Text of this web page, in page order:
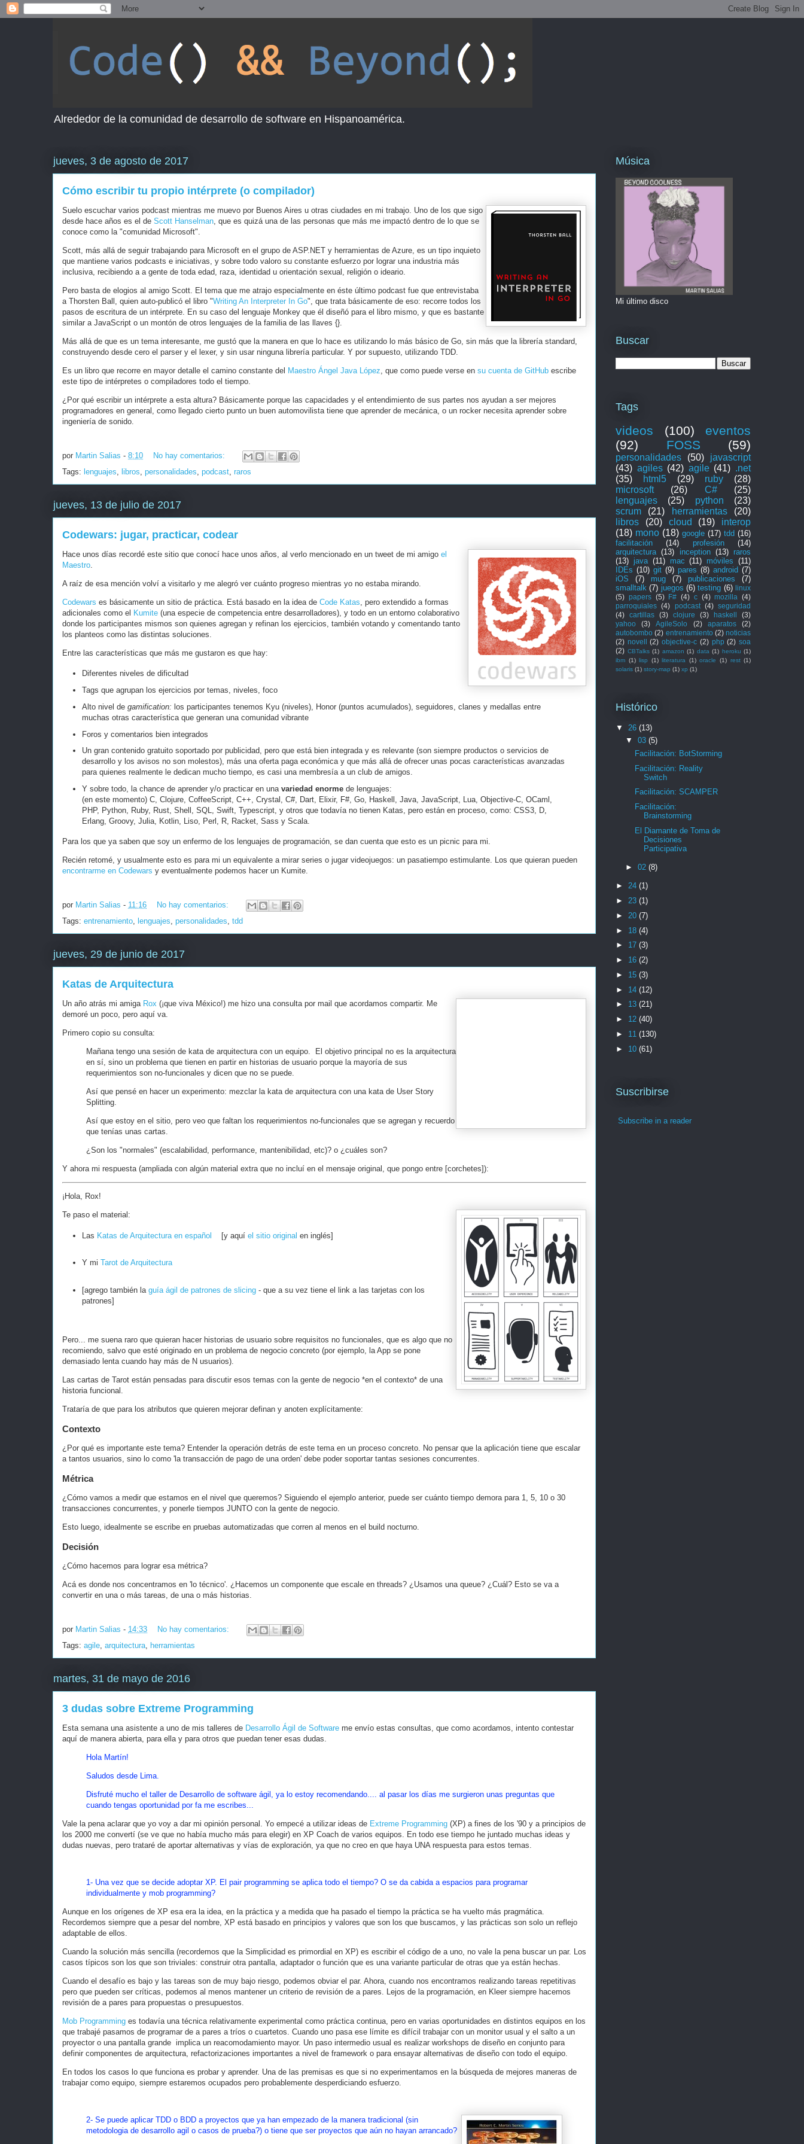
Alrededor de la comunidad de desarrollo de software en Hispanoamérica.
jueves, 3 de agosto de 2017
Cómo escribir tu propio intérprete (o compilador)
Suelo escuchar varios podcast mientras me muevo por Buenos Aires u otras ciudades en mi trabajo. Uno de los que sigo
desde hace años es el de Scott Hanselman, que es quizá una de las personas que más me impactó dentro de lo que se
conoce como la "comunidad Microsoft".
Scott, más allá de seguir trabajando para Microsoft en el grupo de ASP.NET y herramientas de Azure, es un tipo inquieto
que mantiene varios podcasts e iniciativas, y sobre todo valoro su constante esfuerzo por lograr una industria más
inclusiva, recibiendo a a gente de toda edad, raza, identidad u orientación sexual, religión o ideario.
Pero basta de elogios al amigo Scott. El tema que me atrajo especialmente en éste último podcast fue que entrevistaba
a Thorsten Ball, quien auto-publicó el libro "Writing An Interpreter In Go", que trata básicamente de eso: recorre todos los
pasos de escritura de un intérprete. En su caso del lenguaje Monkey que él diseñó para el libro mismo, y que es bastante
similar a JavaScript o un montón de otros lenguajes de la familia de las llaves {}.
Más allá de que es un tema interesante, me gustó que la manera en que lo hace es utilizando lo más básico de Go, sin más que la librería standard,
construyendo desde cero el parser y el lexer, y sin usar ninguna librería particular. Y por supuesto, utilizando TDD.
Es un libro que recorre en mayor detalle el camino constante del Maestro Ángel Java López, que como puede verse en su cuenta de GitHub escribe
este tipo de intérpretes o compiladores todo el tiempo.
¿Por qué escribir un intérprete a esta altura? Básicamente porque las capacidades y el entendimiento de sus partes nos ayudan a ser mejores
programadores en general, como llegado cierto punto un buen automovilista tiene que aprender de mecánica, o un rocker necesita aprender sobre
ingeniería de sonido.
por Martin Salias - 8:10
No hay comentarios:
Tags: lenguajes, libros, personalidades, podcast, raros
jueves, 13 de julio de 2017
Codewars: jugar, practicar, codear
Hace unos días recordé este sitio que conocí hace unos años, al verlo mencionado en un tweet de mi amigo el
Maestro.
A raíz de esa mención volví a visitarlo y me alegró ver cuánto progreso mientras yo no estaba mirando.
Codewars es básicamente un sitio de práctica. Está basado en la idea de Code Katas, pero extendido a formas
adicionales como el Kumite (una especie de competencia entre desarrolladores), y todo en un entorno colaborativo
donde los participantes mismos son quienes agregan y refinan los ejercicios, también votando y comentando tanto
los planteos como las distintas soluciones.
Entre las características que más me gustaron es que hay:
Diferentes niveles de dificultad
Tags que agrupan los ejercicios por temas, niveles, foco
Alto nivel de gamification: los participantes tenemos Kyu (niveles), Honor (puntos acumulados), seguidores, clanes y medallas entre
muchas otras característica que generan una comunidad vibrante
Foros y comentarios bien integrados
Un gran contenido gratuito soportado por publicidad, pero que está bien integrada y es relevante (son siempre productos o servicios de
desarrollo y los avisos no son molestos), más una oferta paga económica y que más allá de ofrecer unas pocas características avanzadas
para quienes realmente le dedican mucho tiempo, es casi una membresía a un club de amigos.
Y sobre todo, la chance de aprender y/o practicar en una variedad enormede lenguajes:
(en este momento) C, Clojure, CoffeeScript, C++, Crystal, C#, Dart, Elixir, F#, Go, Haskell, Java, JavaScript, Lua, Objective-C, OCaml,
PHP, Python, Ruby, Rust, Shell, SQL, Swift, Typescript, y otros que todavía no tienen Katas, pero están en proceso, como: CSS3, D,
Erlang, Groovy, Julia, Kotlin, Liso, Perl, R, Racket, Sass y Scala.
Para los que ya saben que soy un enfermo de los lenguajes de programación, se dan cuenta que esto es un picnic para mi.
Recién retomé, y usualmente esto es para mi un equivalente a mirar series o jugar videojuegos: un pasatiempo estimulante. Los que quieran pueden
encontrarme en Codewars y eventualmente podemos hacer un Kumite.
por Martin Salias - 11:16
No hay comentarios:
Tags: entrenamiento, lenguajes, personalidades, tdd
jueves, 29 de junio de 2017
Katas de Arquitectura
Un año atrás mi amiga Rox (¡que viva México!) me hizo una consulta por mail que acordamos compartir. Me
demoré un poco, pero aquí va.
Primero copio su consulta:
Mañana tengo una sesión de kata de arquitectura con un equipo. El objetivo principal no es la arquitectura
en sí, sino un problema que tienen en partir en historias de usuario porque la mayoría de sus
requerimientos son no-funcionales y dicen que no se puede.
Así que pensé en hacer un experimento: mezclar la kata de arquitectura con una kata de User Story
Splitting.
Así que estoy en el sitio, pero veo que faltan los requerimientos no-funcionales que se agregan y recuerdo
que tenías unas cartas.
¿Son los "normales" (escalabilidad, performance, mantenibilidad, etc)? o ¿cuáles son?
Y ahora mi respuesta (ampliada con algún material extra que no incluí en el mensaje original, que pongo entre [corchetes]):
¡Hola, Rox!
Te paso el material:
Las Katas de Arquitectura en español [y aquí el sitio original en inglés]
Y mi Tarot de Arquitectura
[agrego también la guía ágil de patrones de slicing- que a su vez tiene el link a las tarjetas con los
patrones]
Pero... me suena raro que quieran hacer historias de usuario sobre requisitos no funcionales, que es algo que no
recomiendo, salvo que esté originado en un problema de negocio concreto (por ejemplo, la App se pone
demasiado lenta cuando hay más de N usuarios).
Las cartas de Tarot están pensadas para discutir esos temas con la gente de negocio *en el contexto* de una
historia funcional.
Trataría de que para los atributos que quieren mejorar definan y anoten explícitamente:
Contexto
¿Por qué es importante este tema? Entender la operación detrás de este tema en un proceso concreto. No pensar que la aplicación tiene que escalar
a tantos usuarios, sino lo como 'la transacción de pago de una orden' debe poder soportar tantas sesiones concurrentes.
Métrica
¿Cómo vamos a medir que estamos en el nivel que queremos? Siguiendo el ejemplo anterior, puede ser cuánto tiempo demora para 1, 5, 10 o 30
transacciones concurrentes, y ponerle tiempos JUNTO con la gente de negocio.
Esto luego, idealmente se escribe en pruebas automatizadas que corren al menos en el build nocturno.
Decisión
¿Cómo hacemos para lograr esa métrica?
Acá es donde nos concentramos en 'lo técnico'. ¿Hacemos un componente que escale en threads? ¿Usamos una queue? ¿Cuál? Esto se va a
convertir en una o más tareas, de una o más historias.
por Martin Salias - 14:33
No hay comentarios:
Tags: agile, arquitectura, herramientas
martes, 31 de mayo de 2016
3 dudas sobre Extreme Programming
Esta semana una asistente a uno de mis talleres de Desarrollo Ágil de Software me envío estas consultas, que como acordamos, intento contestar
aquí de manera abierta, para ella y para otros que puedan tener esas dudas.
Hola Martín!
Saludos desde Lima.
Disfruté mucho el taller de Desarrollo de software ágil, ya lo estoy recomendando.... al pasar los días me surgieron unas preguntas que
cuando tengas oportunidad por fa me escribes...
Vale la pena aclarar que yo voy a dar mi opinión personal. Yo empecé a utilizar ideas de Extreme Programming (XP) a fines de los '90 y a principios de
los 2000 me convertí (se ve que no había mucho más para elegir) en XP Coach de varios equipos. En todo ese tiempo he juntado muchas ideas y
dudas nuevas, pero trataré de aportar alternativas y vías de exploración, ya que no creo en que haya UNA respuesta para estos temas.
1- Una vez que se decide adoptar XP. El pair programming se aplica todo el tiempo? O se da cabida a espacios para programar
individualmente y mob programming?
Aunque en los orígenes de XP esa era la idea, en la práctica y a medida que ha pasado el tiempo la práctica se ha vuelto más pragmática.
Recordemos siempre que a pesar del nombre, XP está basado en principios y valores que son los que buscamos, y las prácticas son solo un reflejo
adaptable de ellos.
Cuando la solución más sencilla (recordemos que la Simplicidad es primordial en XP) es escribir el código de a uno, no vale la pena buscar un par. Los
casos típicos son los que son triviales: construir otra pantalla, adaptador o función que es una variante particular de otras que ya están hechas.
Cuando el desafío es bajo y las tareas son de muy bajo riesgo, podemos obviar el par. Ahora, cuando nos encontramos realizando tareas repetitivas
pero que pueden ser críticas, podemos al menos mantener un criterio de revisión de a pares. Lejos de la programación, en Kleer siempre hacemos
revisión de a pares para propuestas o presupuestos.
Mob Programming es todavía una técnica relativamente experimental como práctica continua, pero en varias oportunidades en distintos equipos en los
que trabajé pasamos de programar de a pares a tríos o cuartetos. Cuando uno pasa ese límite es difícil trabajar con un monitor usual y el salto a un
proyector o una pantalla grande implica un reacomodamiento mayor. Un paso intermedio usual es realizar workshops de diseño en conjunto para
definir componentes de arquitectura, refactorizaciones importantes a nivel de framework o para ensayar alternativas de diseño con todo el equipo.
En todos los casos lo que funciona es probar y aprender. Una de las premisas es que si no experimentamos en la búsqueda de mejores maneras de
trabajar como equipo, siempre estaremos ocupados pero probablemente desperdiciando esfuerzo.
2- Se puede aplicar TDD o BDD a proyectos que ya han empezado de la manera tradicional (sin
metodologia de desarrollo agil o casos de prueba?) o tiene que ser proyectos que aún no hayan arrancado?
Música
Mi último disco
Buscar
Tags
videos (100)
eventos
(92)
FOSS (59)
personalidades (50)
javascript
(43) agiles (42) agile (41) .net
(35)
html5 (29) ruby
(28)
microsoft
(26) C#
(25)
lenguajes
(25) python
(23)
scrum
(21) herramientas
(20)
libros
(20) cloud (19)
interop
(18) mono (18) google (17) tdd (16)
facilitación
(14) profesión
(14)
arquitectura (13) inception (13)
raros
(13) java (11) mac (11) móviles
(11)
IDEs (10) git (9) pares (8) android (7)
iOS
(7) mug (7) publicaciones
(7)
smalltalk (7) juegos (6) testing (6) linux
(5) papers (5) F# (4) c (4) mozilla
(4)
parroquiales (4) podcast (4) seguridad
(4)
cartillas (3) clojure (3) haskell
(3)
yahoo
(3) AgileSolo (2) aparatos
(2)
autobombo (2) entrenamiento (2) noticias
(2) novell (2) objective-c (2) php (2) soa
(2) CBTalks (1) amazon (1) data (1) heroku (1)
ibm (1) lisp (1) literatura (1) oracle (1) rest (1)
solaris (1) story-map (1) xp (1)
Histórico
▼ 26 (13)
▼ 03 (5)
Facilitación: BotStorming
Facilitación: Reality
Switch
Facilitación: SCAMPER
Facilitación:
Brainstorming
El Diamante de Toma de
Decisiones
Participativa
► 02 (8)
► 24 (1)
► 23 (1)
► 20 (7)
► 18 (4)
► 17 (3)
► 16 (2)
► 15 (3)
► 14 (12)
► 13 (21)
► 12 (40)
► 11 (130)
► 10 (61)
Suscribirse
Subscribe in a reader